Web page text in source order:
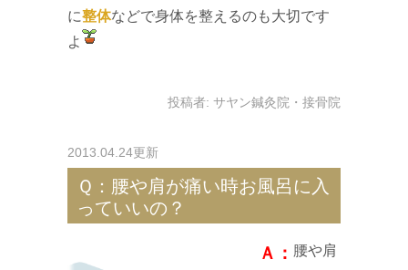
に整体などで身体を整えるのも大切です
よ
投稿者: サヤン鍼灸院・接骨院
2013.04.24更新
Ｑ：腰や肩が痛い時お風呂に入
っていいの？
Ａ： 腰や肩